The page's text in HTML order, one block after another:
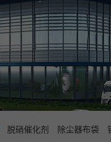
脱硝催化剂 除尘器布袋